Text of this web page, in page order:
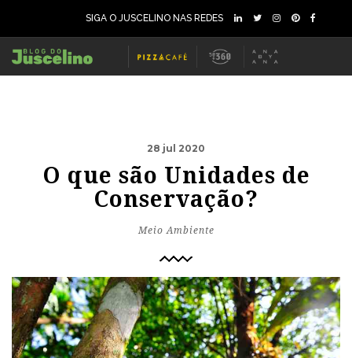
SIGA O JUSCELINO NAS REDES
28 jul 2020
O que são Unidades de
Conservação?
Meio Ambiente